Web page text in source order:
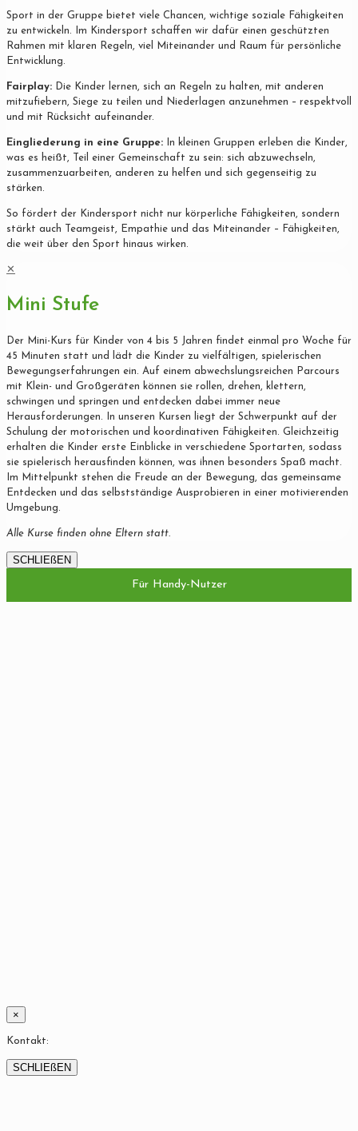
Sport in der Gruppe bietet viele Chancen, wichtige soziale Fähigkeiten
zu entwickeln. Im Kindersport schaffen wir dafür einen geschützten
Rahmen mit klaren Regeln, viel Miteinander und Raum für persönliche
Entwicklung.
Fairplay: Die Kinder lernen, sich an Regeln zu halten, mit anderen
mitzufiebern, Siege zu teilen und Niederlagen anzunehmen – respektvoll
und mit Rücksicht aufeinander.
Eingliederung in eine Gruppe: In kleinen Gruppen erleben die Kinder,
was es heißt, Teil einer Gemeinschaft zu sein: sich abzuwechseln,
zusammenzuarbeiten, anderen zu helfen und sich gegenseitig zu
stärken.
So fördert der Kindersport nicht nur körperliche Fähigkeiten, sondern
stärkt auch Teamgeist, Empathie und das Miteinander – Fähigkeiten,
die weit über den Sport hinaus wirken.
✕
Mini Stufe
Der Mini-Kurs für Kinder von 4 bis 5 Jahren findet einmal pro Woche für
45 Minuten statt und lädt die Kinder zu vielfältigen, spielerischen
Bewegungserfahrungen ein. Auf einem abwechslungsreichen Parcours
mit Klein- und Großgeräten können sie rollen, drehen, klettern,
schwingen und springen und entdecken dabei immer neue
Herausforderungen. In unseren Kursen liegt der Schwerpunkt auf der
Schulung der motorischen und koordinativen Fähigkeiten. Gleichzeitig
erhalten die Kinder erste Einblicke in verschiedene Sportarten, sodass
sie spielerisch herausfinden können, was ihnen besonders Spaß macht.
Im Mittelpunkt stehen die Freude an der Bewegung, das gemeinsame
Entdecken und das selbstständige Ausprobieren in einer motivierenden
Umgebung.
Alle Kurse finden ohne Eltern statt.
SCHLIEßEN
Für Handy-Nutzer
×
Kontakt:
SCHLIEßEN